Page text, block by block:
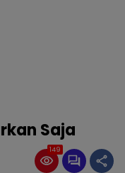
Saja
149